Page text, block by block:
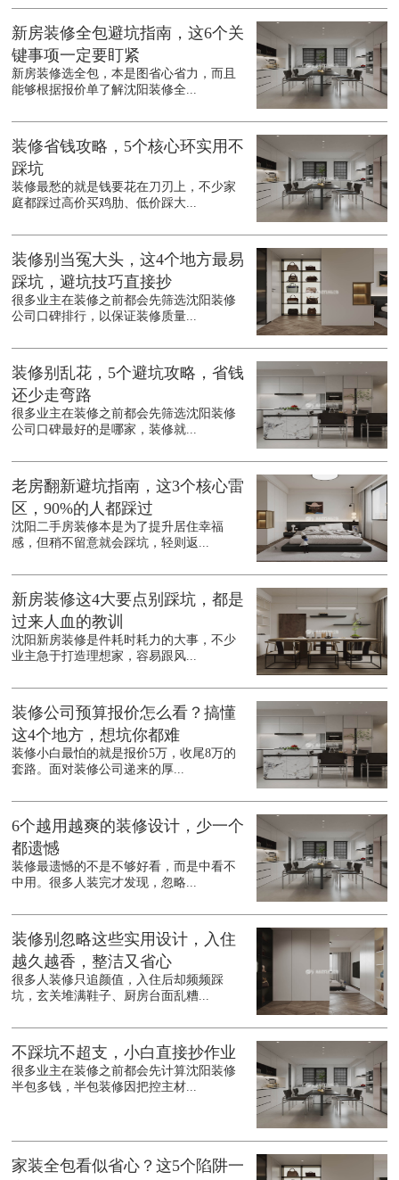
新房装修全包避坑指南，这6个关
键事项一定要盯紧
新房装修选全包，本是图省心省力，而且
能够根据报价单了解沈阳装修全...
装修省钱攻略，5个核心环实用不
踩坑
装修最愁的就是钱要花在刀刃上，不少家
庭都踩过高价买鸡肋、低价踩大...
装修别当冤大头，这4个地方最易
踩坑，避坑技巧直接抄
很多业主在装修之前都会先筛选沈阳装修
公司口碑排行，以保证装修质量...
装修别乱花，5个避坑攻略，省钱
还少走弯路
很多业主在装修之前都会先筛选沈阳装修
公司口碑最好的是哪家，装修就...
老房翻新避坑指南，这3个核心雷
区，90%的人都踩过
沈阳二手房装修本是为了提升居住幸福
感，但稍不留意就会踩坑，轻则返...
新房装修这4大要点别踩坑，都是
过来人血的教训
沈阳新房装修是件耗时耗力的大事，不少
业主急于打造理想家，容易跟风...
装修公司预算报价怎么看？搞懂
这4个地方，想坑你都难
装修小白最怕的就是报价5万，收尾8万的
套路。面对装修公司递来的厚...
6个越用越爽的装修设计，少一个
都遗憾
装修最遗憾的不是不够好看，而是中看不
中用。很多人装完才发现，忽略...
装修别忽略这些实用设计，入住
越久越香，整洁又省心
很多人装修只追颜值，入住后却频频踩
坑，玄关堆满鞋子、厨房台面乱糟...
不踩坑不超支，小白直接抄作业
很多业主在装修之前都会先计算沈阳装修
半包多钱，半包装修因把控主材...
家装全包看似省心？这5个陷阱一